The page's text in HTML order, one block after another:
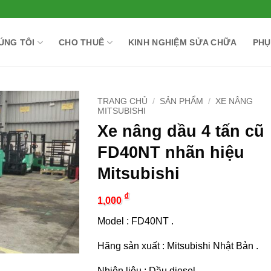
TÔI CHO THUÊ KINH NGHIỆM SỬA CHỮA
TRANG CHỦ / SẢN PHẨM / XE NÂNG
MITSUBISHI
Xe nâng dầu 4 tấn cũ
FD40NT nhãn hiệu
Mitsubishi
1,000 ₫
Model : FD40NT .
Hãng sản xuất : Mitsubishi Nhật Bản .